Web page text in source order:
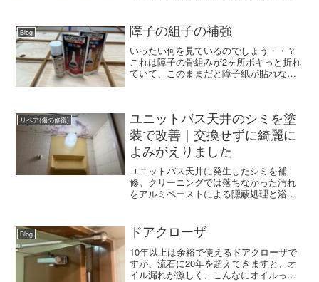
様にエントランスの平場だけでもお試し
的にブラッシングをさせて...
Blog 障子の組子の補強
いったい何を見ているのでしょう・・？
これは障子の骨組みが2ヶ所ボキっと折れ
ていて、このままだと障子紙が貼れない
け障子紙がぐしゃっとし...
リペア(傷の修復)
ユニットバス天井のシミを塗
装で改善｜交換せずに綺麗に
よみがえりました
ユニットバス天井に発生したシミを補
修。クリーニングでは落ちなかった汚れ
をアルミペーストによる隠蔽処理と浴室
Blog ドアクローザ
10年以上は余裕で使えるドアクローザで
すが、流石に20年を超えてきますと、オ
イル漏れが激しく、こんなにオイルって